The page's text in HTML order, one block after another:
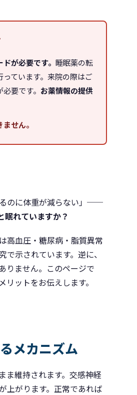
が必要です。 睡眠薬の転
ています。来院の際はご
要です。 お薬情報の提供
せん。
るのに体重が減らない」──
眠れていますか？
高血圧・糖尿病・脂質異常
示されています。逆に、
りません。このページで
ットをお伝えします。
メカニズム
ま維持されます。交感神経
上がります。正常であれば